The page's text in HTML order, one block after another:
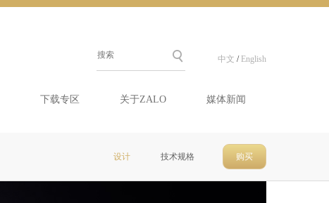
中文 / English
下载专区 关于ZALO 媒体新闻
购买
设计 技术规格